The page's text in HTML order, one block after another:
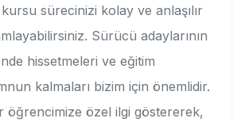
sürecinizi kolay ve anlaşılır
Sürücü adaylarının
hissetmeleri ve eğitim
kalmaları bizim için önemlidir.
öğrencimize özel ilgi göstererek,